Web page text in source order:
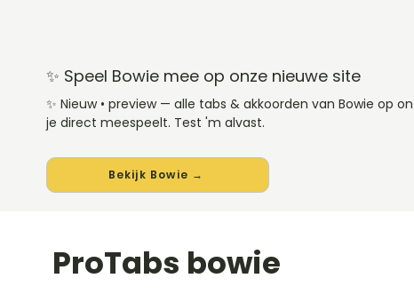
✨ Speel Bowie mee op onze nieuwe site
✨ Nieuw • preview — alle tabs & akkoorden van Bowie
je direct meespeelt. Test 'm alvast.
Bekijk Bowie →
ProTabs bowie